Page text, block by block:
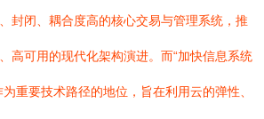
封闭、耦合度高的核心交易与管理系统，推
高可用的现代化架构演进。而“加快信息系统
为重要技术路径的地位，旨在利用云的弹性、